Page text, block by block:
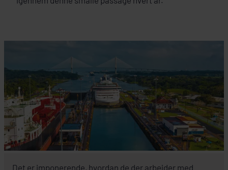
Det er imponerende, hvordan de der arbejder med